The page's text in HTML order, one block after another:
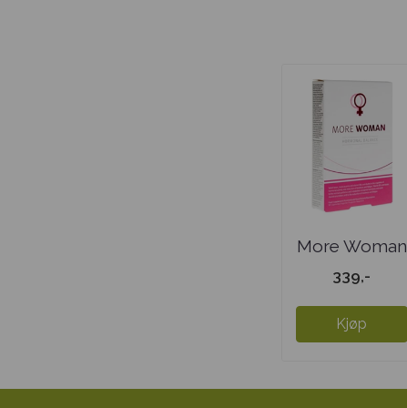
More Woman
339,-
Kjøp